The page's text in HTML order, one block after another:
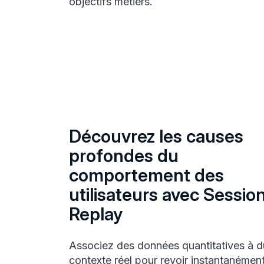
Découvrez les causes
profondes du
comportement des
utilisateurs avec
Replay
Associez des données quantitatives à
contexte réel pour revoir